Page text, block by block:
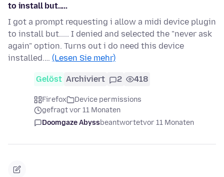
to install but.....
I got a prompt requesting i allow a midi device plugin
to install but..... I denied and selected the "never ask
again" option. Turns out i do need this device
installed.… (Lesen Sie mehr)
Gelöst Archiviert 2 418
Firefox
Device permissions
gefragt vor 11 Monaten
Doomgaze Abyssbeantwortetvor 11 Monaten